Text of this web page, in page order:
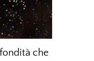
che